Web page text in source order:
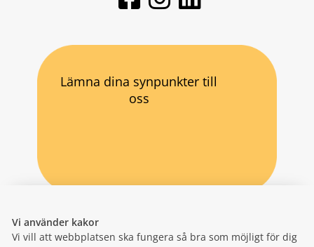
Vi använder kakor
Vi vill att webbplatsen ska fungera så bra som möjligt för dig
Lämna dina synpunkter till
oss